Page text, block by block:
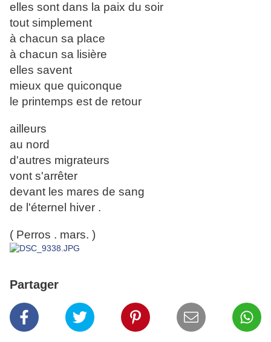
elles sont dans la paix du soir
tout simplement
à chacun sa place
à chacun sa lisière
elles savent
mieux que quiconque
le printemps est de retour
ailleurs
au nord
d'autres migrateurs
vont s'arrêter
devant les mares de sang
de l'éternel hiver .
( Perros . mars. )
Partager